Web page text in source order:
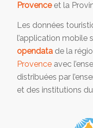
Provenceet la
Les données
l’application mobile
opendatade la
Provenceavec
distribuées par
et des institutions